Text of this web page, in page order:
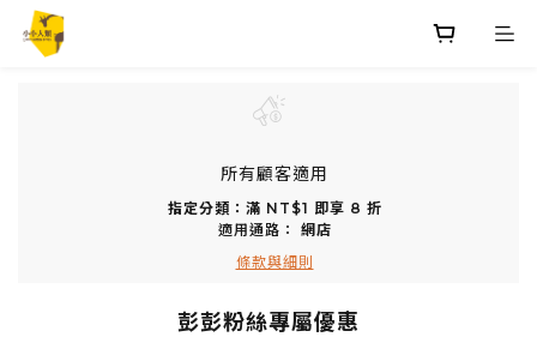
所有顧客適用
指定分類：滿 NT$1 即享 8 折
適用通路： 網店
條款與細則
彭彭粉絲專屬優惠